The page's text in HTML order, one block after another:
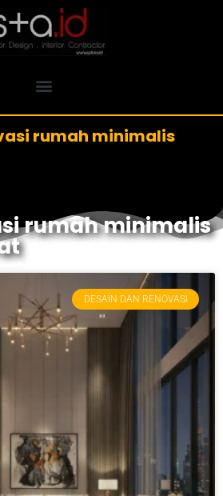
rumah minimalis
rumah minimalis
DESAIN DAN RENOVASI